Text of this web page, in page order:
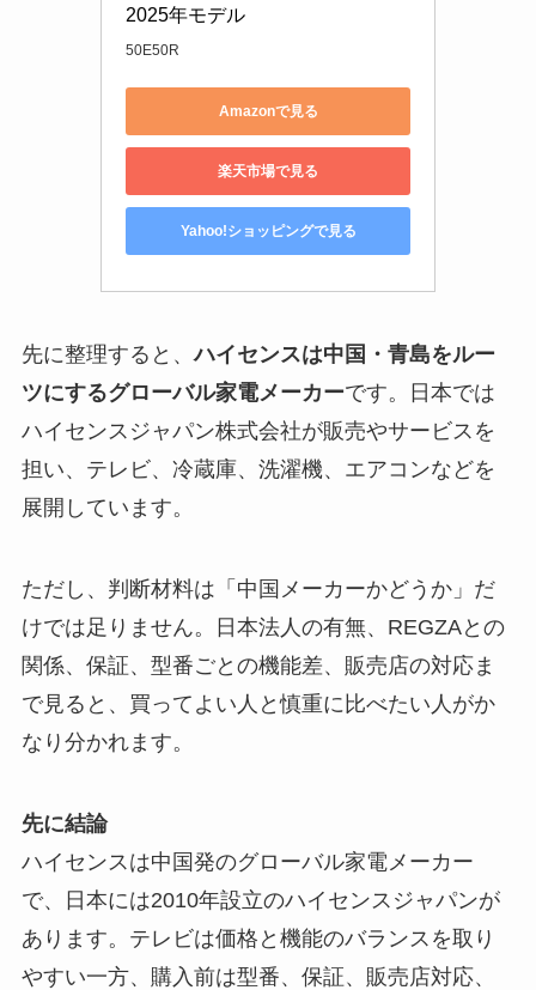
2025年モデル
50E50R
Amazonで見る
楽天市場で見る
Yahoo!ショッピングで見る
先に整理すると、ハイセンスは中国・青島をルー
ツにするグローバル家電メーカーです。日本では
ハイセンスジャパン株式会社が販売やサービスを
担い、テレビ、冷蔵庫、洗濯機、エアコンなどを
展開しています。
ただし、判断材料は「中国メーカーかどうか」だ
けでは足りません。日本法人の有無、REGZAとの
関係、保証、型番ごとの機能差、販売店の対応ま
で見ると、買ってよい人と慎重に比べたい人がか
なり分かれます。
先に結論
ハイセンスは中国発のグローバル家電メーカー
で、日本には2010年設立のハイセンスジャパンが
あります。 テレビは価格と機能のバランスを取り
やすい一方、購入前は型番、保証、販売店対応、